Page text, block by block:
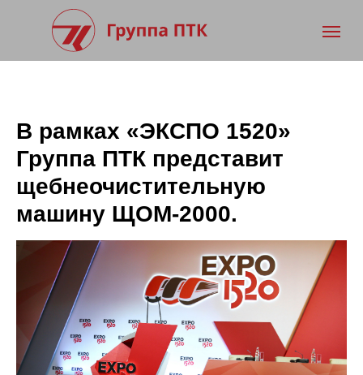
В рамках «ЭКСПО 1520»
Группа ПТК представит
щебнеочистительную
машину ЩОМ-2000.